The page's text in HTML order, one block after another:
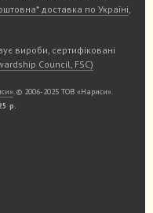
доставка по Україні
вироби, сертифіковані
Council, FSC)
. © 2006-2025 ТОВ «Нариси».
р.